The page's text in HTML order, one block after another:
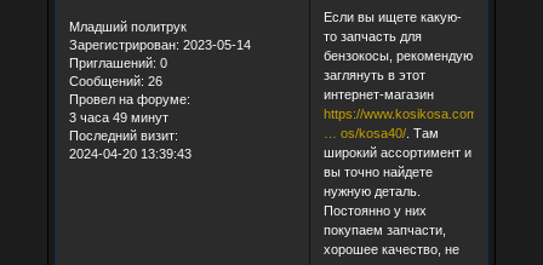
Младший политрук
Зарегистрирован: 2023-05-14
Приглашений: 0
Сообщений: 26
Провел на форуме:
3 часа 49 минут
Последний визит:
2024-04-20 13:39:43
Если вы ищете какую-
то запчасть для
бензокосы, рекомендую
заглянуть в этот
интернет-магазин
https://www.kosikosa.com/
… os/kosa40/. Там
широкий ассортимент и
вы точно найдете
нужную деталь.
Постоянно у них
покупаем запчасти,
хорошее качество, не